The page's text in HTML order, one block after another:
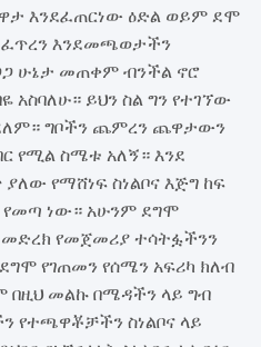
እንደፈጠርነው ዕድል ወይም ደሞ
እንደመጫወታችን
ሁኔታ መጠቀም ብንችል ኖሮ
አስባለሁ። ይህን ስል ግን የተገኘው
ግቦችን ጨምረን ጨዋታውን
የሚል ስሜቱ አለኝ። እንደ
የማሸነፍ ስነልቦና እጅግ ከፍ
ነው። አሁንም ደግሞ
የመጀመሪያ ተሳትፏችንን
የገጠመን የሰሜን አፍሪካ ክለብ
በዚህ መልኩ በሜዳችን ላይ ግብ
የተጫዋቾቻችን ስነልቦና ላይ